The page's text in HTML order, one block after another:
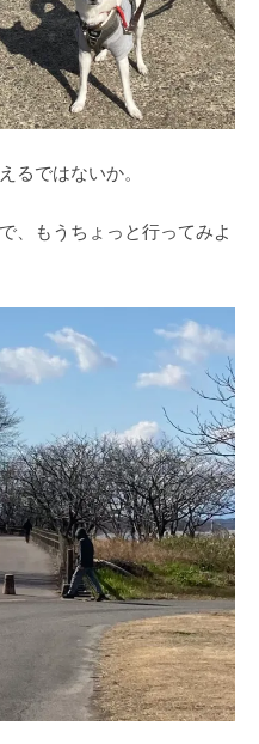
るではないか。
、もうちょっと行ってみよ